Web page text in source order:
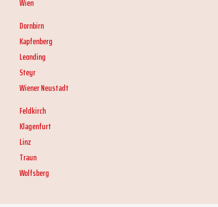
Wien
Dornbirn
Kapfenberg
Leonding
Steyr
Wiener Neustadt
Feldkirch
Klagenfurt
Linz
Traun
Wolfsberg